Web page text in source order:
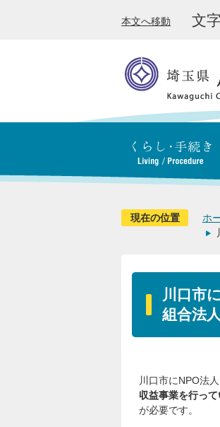
本文へ移動 文
現在の位置 ホ
川口市
組合法
川口市にNPO法
収益事業を行っ
が必要です。